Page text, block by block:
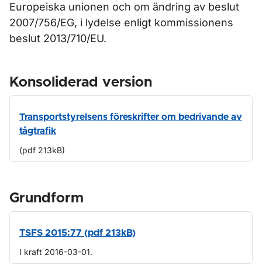
Europeiska unionen och om ändring av beslut
2007/756/EG, i lydelse enligt kommissionens
beslut 2013/710/EU.
Konsoliderad version
Transportstyrelsens föreskrifter om bedrivande av
tågtrafik
(pdf 213kB)
Grundform
TSFS 2015:77 (pdf 213kB)
I kraft 2016-03-01.